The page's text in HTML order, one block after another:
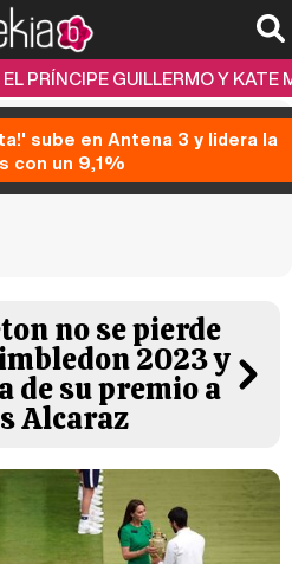
EL PRÍNCIPE GUILLERMO Y KATE
sube en Antena 3 y lidera la
con un 9,1%
no se pierde
2023 y
de su premio a
Alcaraz